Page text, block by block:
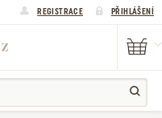
REGISTRACE PŘIHLÁŠENÍ